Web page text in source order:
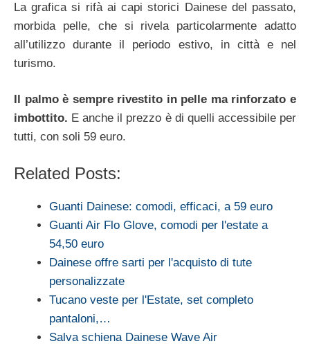
La grafica si rifà ai capi storici Dainese del passato,
morbida pelle, che si rivela particolarmente adatto
all’utilizzo durante il periodo estivo, in città e nel
turismo.
Il palmo è sempre rivestito in pelle ma rinforzato e
imbottito. E anche il prezzo è di quelli accessibile per
tutti, con soli 59 euro.
Related Posts:
Guanti Dainese: comodi, efficaci, a 59 euro
Guanti Air Flo Glove, comodi per l'estate a
54,50 euro
Dainese offre sarti per l'acquisto di tute
personalizzate
Tucano veste per l'Estate, set completo
pantaloni,…
Salva schiena Dainese Wave Air